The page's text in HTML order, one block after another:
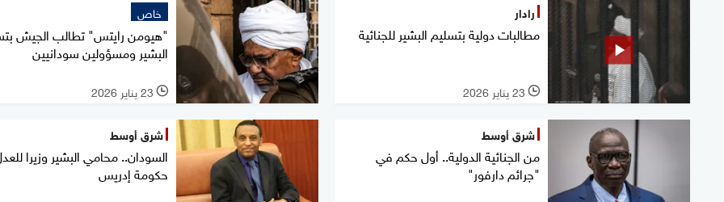
رادار
مطالبات دولية بتسليم البشير للجنائية
l 23 يناير 2026
خاص
"هيومن رايتس" تطالب الجيش
البشير ومسؤولين سودانيين
l 23 يناير 2026
شرق أوسط
من الجنائية الدولية.. أول حكم في
"جرائم دارفور"
شرق أوسط
السودان.. محامي البشير وزيرا
حكومة إدريس